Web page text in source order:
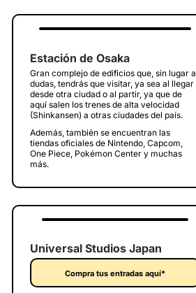
Estación de Osaka
Gran complejo de edificios que, sin lugar a
dudas, tendrás que visitar, ya sea al llegar
desde otra ciudad o al partir, ya que de
aquí salen los trenes de alta velocidad
(Shinkansen) a otras ciudades del país.
Además, también se encuentran las
tiendas oficiales de Nintendo, Capcom,
One Piece, Pokémon Center y muchas
más.
Universal Studios Japan
Compra tus entradas aquí*